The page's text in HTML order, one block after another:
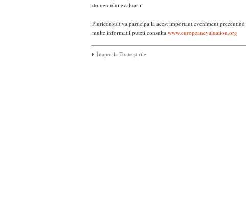
domeniului evaluarii.
Pluriconsult va participa la acest important eveniment
multe informatii puteti consulta www.europeanevaluation.org
Înapoi la Toate ştirile